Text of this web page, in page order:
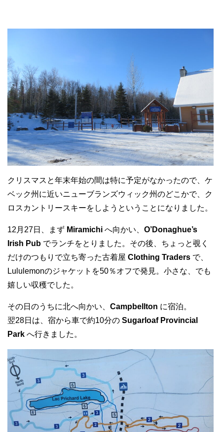
クリスマスと年末年始の間は特に予定がなかったので、ケ
ベック州に近いニューブランズウィック州のどこかで、ク
ロスカントリースキーをしようということになりました。
12月27日、まず Miramichi へ向かい、 O’Donaghue’s
Irish Pub でランチをとりました。その後、ちょっと覗く
だけのつもりで立ち寄った古着屋 Clothing Traders で、
Lululemonのジャケットを50％オフで発見。小さな、でも
嬉しい収穫でした。
その日のうちに北へ向かい、 Campbellton に宿泊。
翌28日は、宿から車で約10分の Sugarloaf Provincial
Park へ行きました。